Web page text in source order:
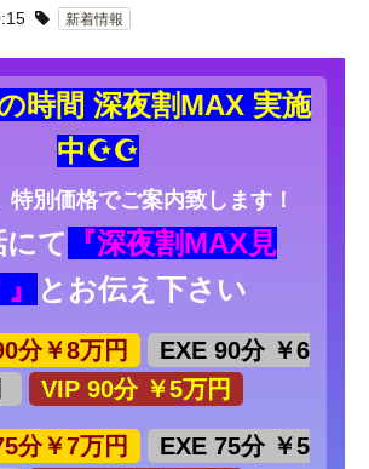
新着情報
時間 深夜割MAX 実施
中☪☪
特別価格でご案内致します！
にて
『深夜割MAX見
とお伝え下さい
分￥8万円
EXE 90分 ￥6
VIP 90分 ￥5万円
分￥7万円
EXE 75分 ￥5